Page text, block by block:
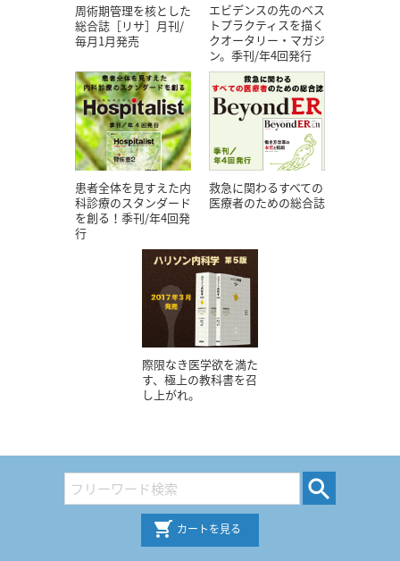
周術期管理を核とした
総合誌［リサ］月刊/
毎月1月発売
エビデンスの先のベス
トプラクティスを描く
クオータリー・マガジ
ン。季刊/年4回発行
患者全体を見すえた内
科診療のスタンダード
を創る！季刊/年4回発
行
救急に関わるすべての
医療者のための総合誌
際限なき医学欲を満た
す、極上の教科書を召
し上がれ。
カートを見る